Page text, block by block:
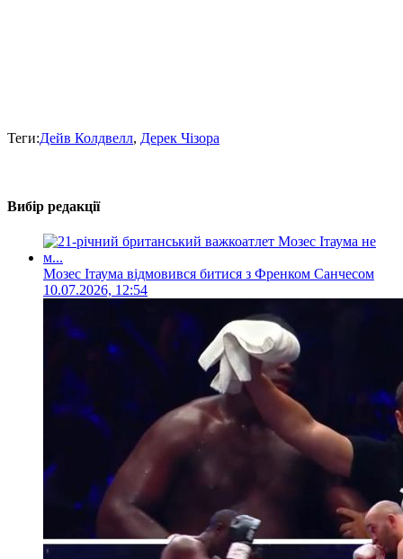
Теги:Дейв Колдвелл, Дерек Чізора
Вибір редакції
Мозес Ітаума відмовився битися з Френком Санчесом
10.07.2026, 12:54